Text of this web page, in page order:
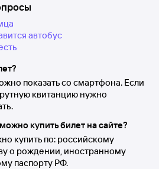
автобус
показать со смартфона. Если
квитанцию нужно
купить билет на сайте?
купить по: российскому
о рождении, иностранному
паспорту РФ.